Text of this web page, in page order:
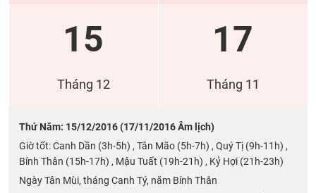
15
Tháng 12
17
Tháng 11
Thứ Năm: 15/12/2016 (17/11/2016 Âm lịch)
Giờ tốt: Canh Dần (3h-5h) , Tân Mão (5h-7h) , Quý Tị (9h-11h) ,
Bính Thân (15h-17h) , Mậu Tuất (19h-21h) , Kỷ Hợi (21h-23h)
Ngày Tân Mùi, tháng Canh Tý, năm Bính Thân